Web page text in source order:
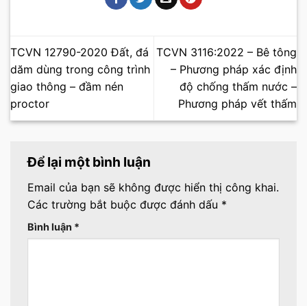
TCVN 12790-2020 Đất, đá
dăm dùng trong công trình
giao thông – đầm nén
proctor
TCVN 3116:2022 – Bê tông
– Phương pháp xác định
độ chống thấm nước –
Phương pháp vết thấm
Để lại một bình luận
Email của bạn sẽ không được hiển thị công khai.
Các trường bắt buộc được đánh dấu *
Bình luận *